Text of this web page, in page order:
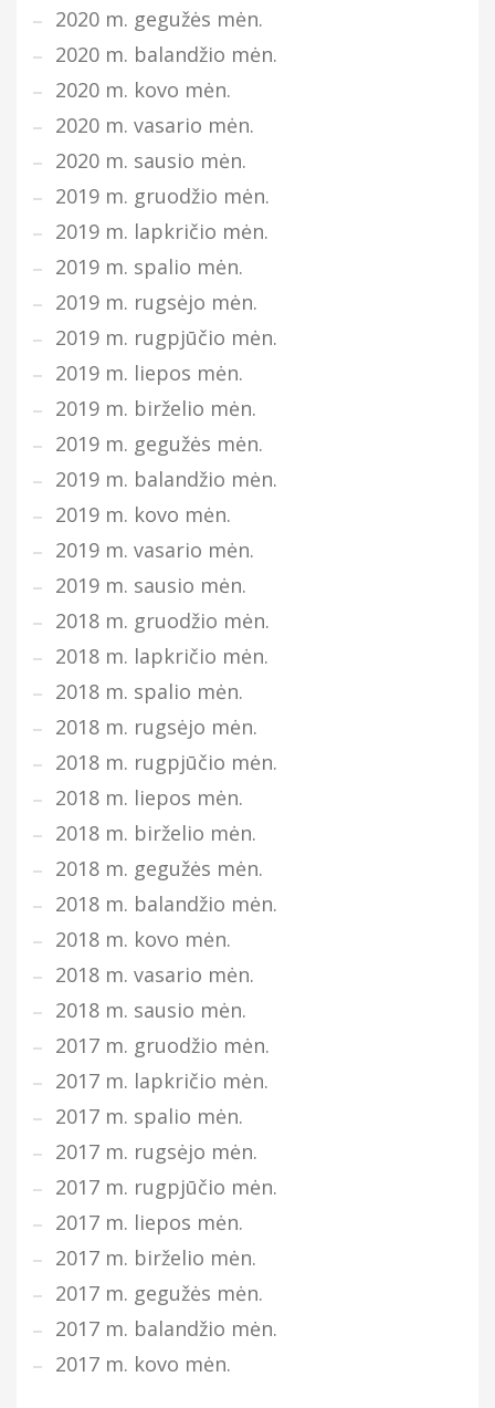
2020 m. gegužės mėn.
2020 m. balandžio mėn.
2020 m. kovo mėn.
2020 m. vasario mėn.
2020 m. sausio mėn.
2019 m. gruodžio mėn.
2019 m. lapkričio mėn.
2019 m. spalio mėn.
2019 m. rugsėjo mėn.
2019 m. rugpjūčio mėn.
2019 m. liepos mėn.
2019 m. birželio mėn.
2019 m. gegužės mėn.
2019 m. balandžio mėn.
2019 m. kovo mėn.
2019 m. vasario mėn.
2019 m. sausio mėn.
2018 m. gruodžio mėn.
2018 m. lapkričio mėn.
2018 m. spalio mėn.
2018 m. rugsėjo mėn.
2018 m. rugpjūčio mėn.
2018 m. liepos mėn.
2018 m. birželio mėn.
2018 m. gegužės mėn.
2018 m. balandžio mėn.
2018 m. kovo mėn.
2018 m. vasario mėn.
2018 m. sausio mėn.
2017 m. gruodžio mėn.
2017 m. lapkričio mėn.
2017 m. spalio mėn.
2017 m. rugsėjo mėn.
2017 m. rugpjūčio mėn.
2017 m. liepos mėn.
2017 m. birželio mėn.
2017 m. gegužės mėn.
2017 m. balandžio mėn.
2017 m. kovo mėn.